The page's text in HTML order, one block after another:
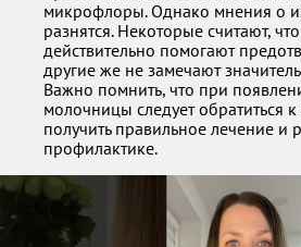
микрофлоры. Однако мнения о
разнятся. Некоторые считают,
действительно помогают
другие же не замечают
Важно помнить, что при
молочницы следует обратиться
получить правильное лечение и
профилактике.